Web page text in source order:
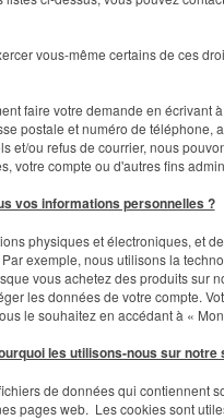
vous-même certains de ces
faire votre demande en
postale et numéro de
et/ou refus de courrier, nous
votre compte ou d'autres fins
vos informations personnelles ?
physiques et électroniques, et
exemple, nous utilisons la
vous achetez des produits sur
les données de votre compte.
le souhaitez en accédant à «
les utilisons-nous sur notre
de données qui contiennent
pages web. Les cookies sont